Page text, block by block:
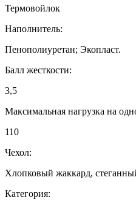
Термовойлок
Наполнитель:
Пенополиуретан; Экопласт.
Балл жесткости:
3,5
Максимальная нагрузка на
110
Чехол:
Хлопковый жаккард,
Категория: